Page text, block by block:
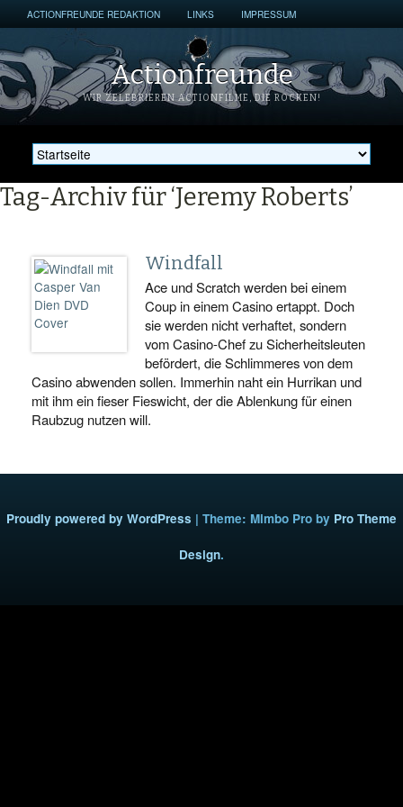
ACTIONFREUNDE REDAKTION LINKS IMPRESSUM
Actionfreunde
WIR ZELEBRIEREN ACTIONFILME, DIE ROCKEN!
Tag-Archiv für ‘Jeremy Roberts’
Windfall
Ace und Scratch werden bei einem
Coup in einem Casino ertappt. Doch
sie werden nicht verhaftet, sondern
vom Casino-Chef zu Sicherheitsleuten
befördert, die Schlimmeres von dem
Casino abwenden sollen. Immerhin naht ein Hurrikan und
mit ihm ein fieser Fieswicht, der die Ablenkung für einen
Raubzug nutzen will.
Proudly powered by WordPress | Theme: Mimbo Pro by Pro Theme
Design.